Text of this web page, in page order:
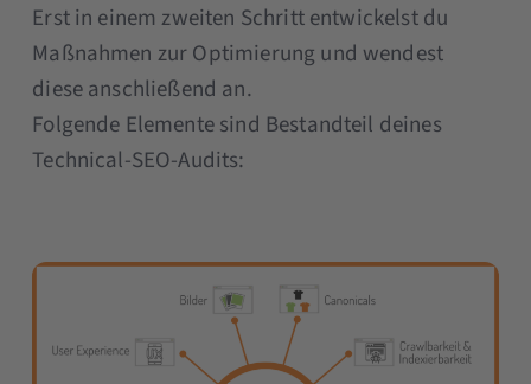
Erst in einem zweiten Schritt entwickelst du
Maßnahmen zur Optimierung und wendest
diese anschließend an.
Folgende Elemente sind Bestandteil deines
Technical-SEO-Audits: